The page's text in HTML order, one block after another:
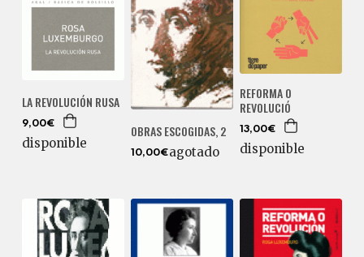
LA REVOLUCIÓN RUSA
9,00€
disponible
OBRAS ESCOGIDAS, 2
10,00€agotado
REFORMA O
REVOLUCIÓ
13,00€
disponible